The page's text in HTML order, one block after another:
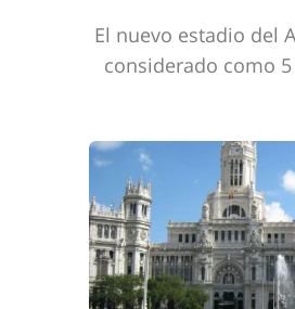
El nuevo estadio del
considerado como